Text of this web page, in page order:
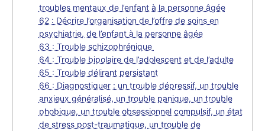
troubles mentaux de l’enfant à la personne âgée
62 : Décrire l’organisation de l’offre de soins en
psychiatrie, de l’enfant à la personne âgée
63 : Trouble schizophrénique
64 : Trouble bipolaire de l’adolescent et de l’adulte
65 : Trouble délirant persistant
66 : Diagnostiquer : un trouble dépressif, un trouble
anxieux généralisé, un trouble panique, un trouble
phobique, un trouble obsessionnel compulsif, un état
de stress post-traumatique, un trouble de